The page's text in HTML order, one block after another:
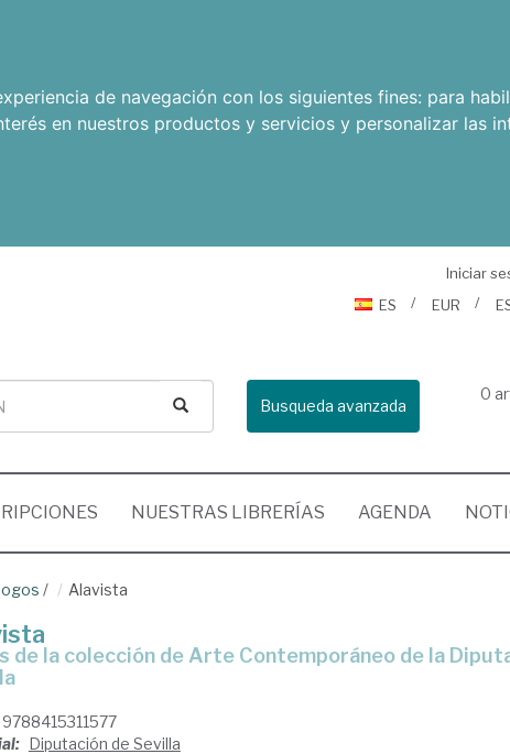
de navegación con los siguientes fines: para
en nuestros productos y servicios y personalizar las
Iniciar
ES
EUR
Busqueda avanzada
0
NUESTRAS LIBRERÍAS AGENDA
/ Alavista
9788415311577
Diputación de Sevilla